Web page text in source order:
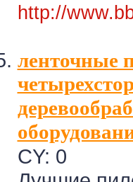
http://
ленточные
CY: 0